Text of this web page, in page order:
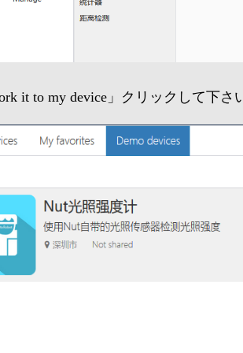
it to my device」クリックして下さ